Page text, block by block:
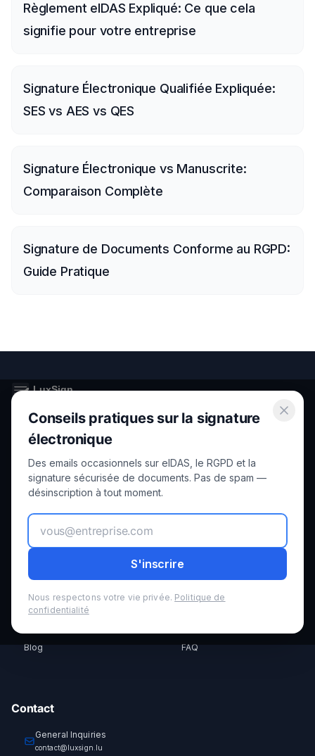
Règlement eIDAS Expliqué: Ce que cela
signifie pour votre entreprise
Signature Électronique Qualifiée Expliquée:
SES vs AES vs QES
Signature Électronique vs Manuscrite:
Comparaison Complète
Signature de Documents Conforme au RGPD:
Guide Pratique
Conseils pratiques sur la signature
électronique
Des emails occasionnels sur eIDAS, le RGPD et la
signature sécurisée de documents. Pas de spam —
désinscription à tout moment.
S'inscrire
Nous respectons votre vie privée. Politique de
confidentialité
Secure electronic signatures for Luxembourg and the European
Union.
Product
How it Works
Pricing
Security
Blog
Legal
FAQ
Contact
General Inquiries
contact@luxsign.lu